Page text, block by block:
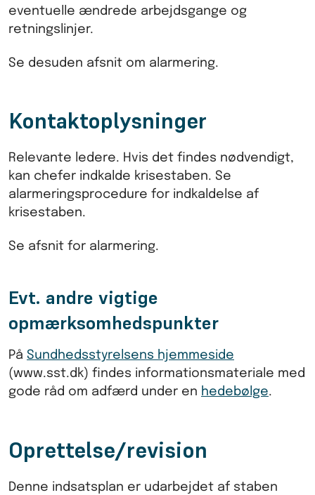
eventuelle ændrede arbejdsgange og
retningslinjer.
Se desuden afsnit om alarmering.
Kontaktoplysninger
Relevante ledere. Hvis det findes nødvendigt,
kan chefer indkalde krisestaben. Se
alarmeringsprocedure for indkaldelse af
krisestaben.
Se afsnit for alarmering.
Evt. andre vigtige
opmærksomhedspunkter
På Sundhedsstyrelsens hjemmeside
(www.sst.dk) findes informationsmateriale med
gode råd om adfærd under en hedebølge.
Oprettelse/revision
Denne indsatsplan er udarbejdet af staben